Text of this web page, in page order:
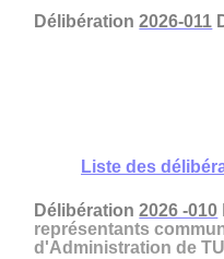
Délibération2026-011
Liste des
Délibération2026 -010
représentants
d'Administration de